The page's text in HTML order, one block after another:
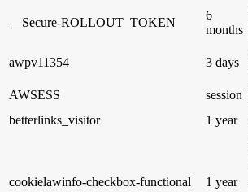
__Secure-ROLLOUT_TOKEN
6
months
awpv11354
3 days
AWSESS
session
betterlinks_visitor
1 year
cookielawinfo-checkbox-functional 1 year